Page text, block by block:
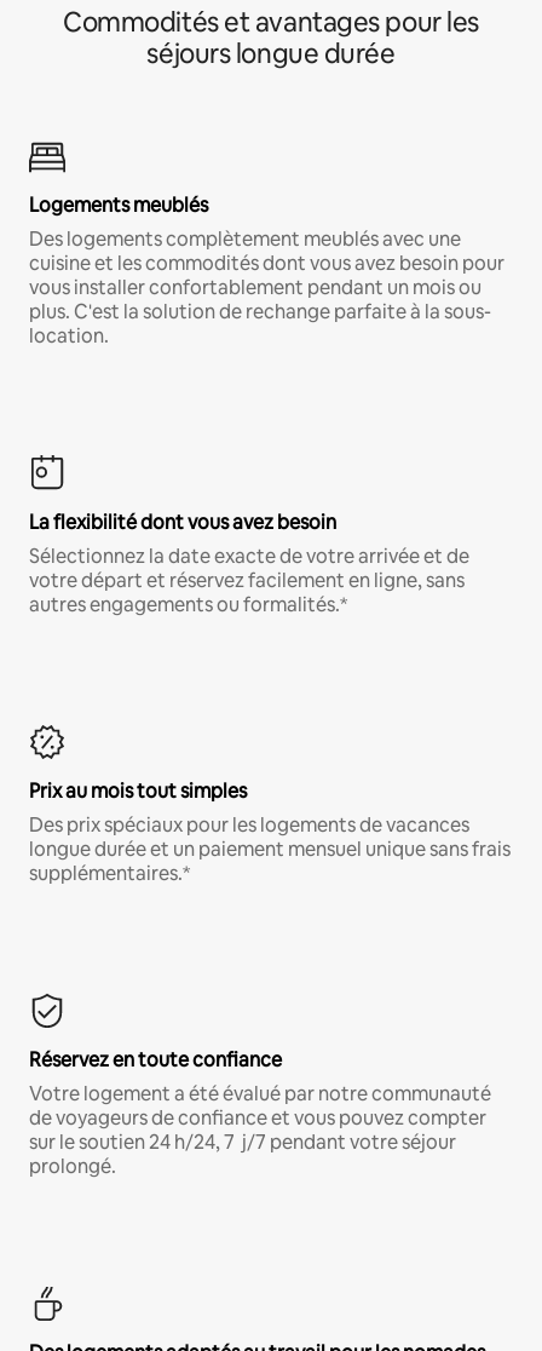
Commodités et avantages pour les
séjours longue durée
Logements meublés
Des logements complètement meublés avec une
cuisine et les commodités dont vous avez besoin pour
vous installer confortablement pendant un mois ou
plus. C'est la solution de rechange parfaite à la sous-
location.
La flexibilité dont vous avez besoin
Sélectionnez la date exacte de votre arrivée et de
votre départ et réservez facilement en ligne, sans
autres engagements ou formalités.*
Prix au mois tout simples
Des prix spéciaux pour les logements de vacances
longue durée et un paiement mensuel unique sans frais
supplémentaires.*
Réservez en toute confiance
Votre logement a été évalué par notre communauté
de voyageurs de confiance et vous pouvez compter
sur le soutien 24 h/24, 7 j/7 pendant votre séjour
prolongé.